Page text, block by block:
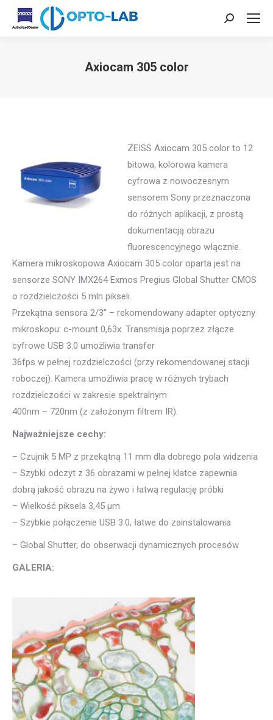
Szukaj:
Axiocam 305 color
ZEISS Axiocam 305 color to 12
bitowa, kolorowa kamera
cyfrowa z nowoczesnym
sensorem Sony przeznaczona
do różnych aplikacji, z prostą
dokumentacją obrazu
fluorescencyjnego włącznie.
Kamera mikroskopowa Axiocam 305 color oparta jest na
sensorze SONY IMX264 Exmos Pregius Global Shutter CMOS
o rozdzielczości 5 mln pikseli.
Przekątna sensora 2/3” – rekomendowany adapter optyczny
mikroskopu: c-mount 0,63x. Transmisja poprzez złącze
cyfrowe USB 3.0 umożliwia transfer
36fps w pełnej rozdzielczości (przy rekomendowanej stacji
roboczej). Kamera umożliwia pracę w różnych trybach
rozdzielczości w zakresie spektralnym
400nm – 720nm (z założonym filtrem IR).
Najważniejsze cechy:
– Czujnik 5 MP z przekątną 11 mm dla dobrego pola widzenia
– Szybki odczyt z 36 obrazami w pełnej klatce zapewnia
dobrą jakość obrazu na żywo i łatwą regulację próbki
– Wielkość piksela 3,45 μm
– Szybkie połączenie USB 3.0, łatwe do zainstalowania
– Global Shutter, do obserwacji dynamicznych procesów
GALERIA: